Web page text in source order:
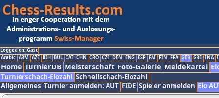
Logged on: Gast
Arabic ARM AZE BIH BUL CAT CHN CRO CZE DEN ENG ESP FAI FIN FRA GER GRE INA
Home TurnierDB Meisterschaft Foto-Galerie Meldekartei
Turnierschach-Elozahl Schnellschach-Elozahl
Allgemeines Turnier anmelden: AUT FIDE Spieler anmelden Elo